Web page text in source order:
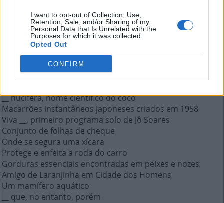
I want to opt-out of Collection, Use,
Retention, Sale, and/or Sharing of my
Personal Data that Is Unrelated with the
Purposes for which it was collected.
Opted Out
CONFIRM
G O R D O
Mais respostas deste quebra-cabeça:
São emitidos quando algo perigoso acontece
Preparado no forno ou em brasa
Mais para __ do que para cá, em condição ruim
__ nucifera, nome científico do coco
Macarrões instantâneos japoneses criados em 1958
Viva __, primeiro programa solo de Jô Soares
Conjunto de folhas de cheque
Onde se segura uma xícara
Protege e enfeita a roda do carro
Gorduras essenciais encontradas em peixes e nozes
Amigo de Laranjinha em Cidade dos Homens
Um mamífero aquático
__ que, no entanto, porém